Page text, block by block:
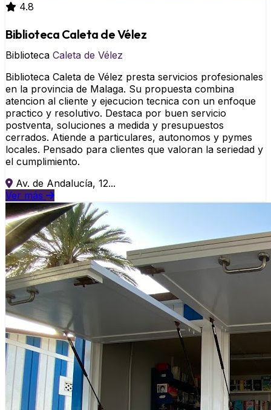
4.8
Biblioteca Caleta de Vélez
Biblioteca Caleta de Vélez
Biblioteca Caleta de Vélez presta servicios profesionales
en la provincia de Malaga. Su propuesta combina
atencion al cliente y ejecucion tecnica con un enfoque
practico y resolutivo. Destaca por buen servicio
postventa, soluciones a medida y presupuestos
cerrados. Atiende a particulares, autonomos y pymes
locales. Pensado para clientes que valoran la seriedad y
el cumplimiento.
Av. de Andalucía, 12...
Ver más